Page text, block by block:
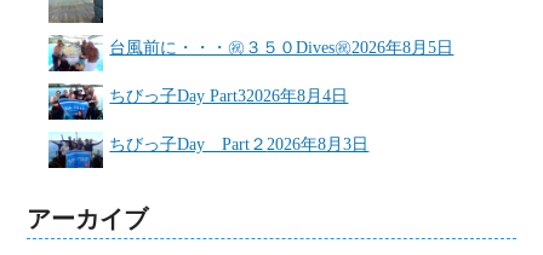
台風前に・・・㊗３５０Dives㊗2026年8月5日
ちびっ子Day Part32026年8月4日
ちびっ子Day Part２2026年8月3日
アーカイブ